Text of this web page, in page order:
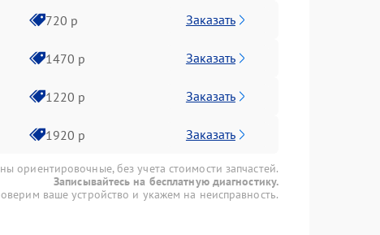
720 р Заказать
1470 р Заказать
1220 р Заказать
1920 р Заказать
ориентировочные, без учета стоимости запчастей.
Записывайтесь на бесплатную диагностику.
ваше устройство и укажем на неисправность.